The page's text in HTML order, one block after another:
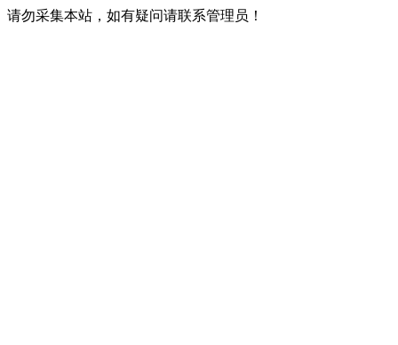
请勿采集本站，如有疑问请联系管理员！